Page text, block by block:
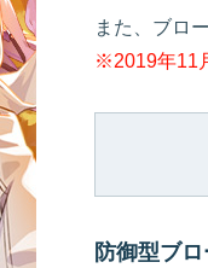
また、ブロ
※2019年11
防御型ブ